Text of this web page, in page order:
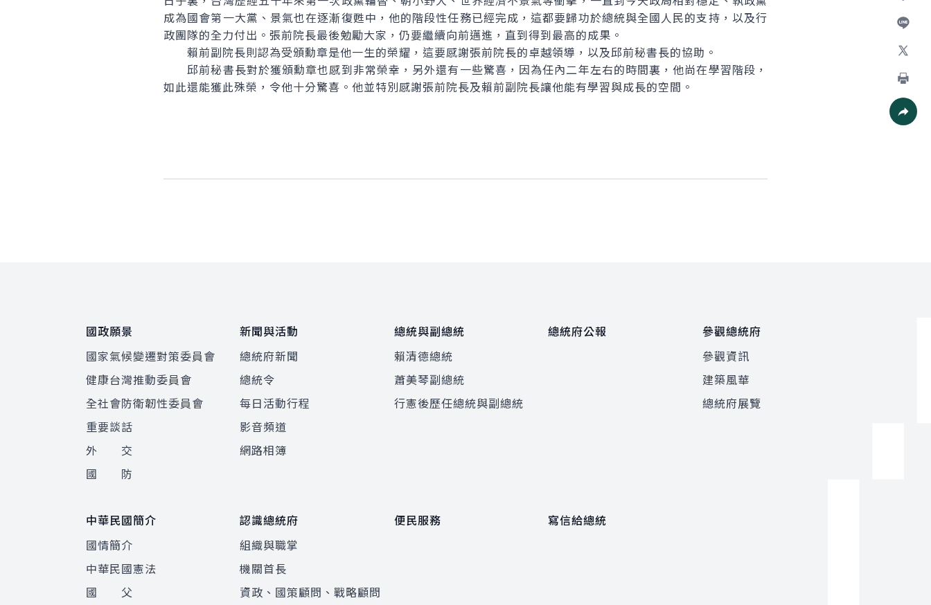
加入好
列印
成為國會第一大黨、景氣也在逐漸復甦中，他的階段性任務已經完成，這都要歸功於總統與全國人民的支持，以及行
政團隊的全力付出。張前院長最後勉勵大家，仍要繼續向前邁進，直到得到最高的成果。
賴前副院長則認為受頒勳章是他一生的榮耀，這要感謝張前院長的卓越領導，以及邱前秘書長的協助。
邱前秘書長對於獲頒勳章也感到非常榮幸，另外還有一些驚喜，因為任內二年左右的時間裏，他尚在學習階段，
如此還能獲此殊榮，令他十分驚喜。他並特別感謝張前院長及賴前副院長讓他能有學習與成長的空間。
國政願景
國家氣候變遷對策委員會
健康台灣推動委員會
全社會防衛韌性委員會
重要談話
外 交
國 防
新聞與活動
總統府新聞
總統令
每日活動行程
影音頻道
網路相簿
總統與副總統
賴清德總統
蕭美琴副總統
行憲後歷任總統與副總統
總統府公報
參觀總統府
參觀資訊
建築風華
總統府展覽
中華民國簡介
國情簡介
中華民國憲法
國 父
認識總統府
組織與職掌
機關首長
資政、國策顧問、戰略顧問
便民服務 寫信給總統